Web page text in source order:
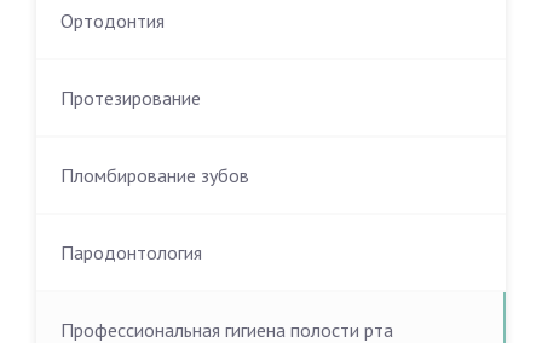
Ортодонтия
Протезирование
Пломбирование зубов
Пародонтология
Профессиональная гигиена полости рта